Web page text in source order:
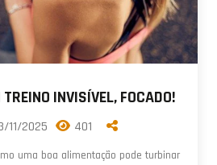
INVISÍVEL, FOCADO!
11/2025 401
uma boa alimentação pode turbinar